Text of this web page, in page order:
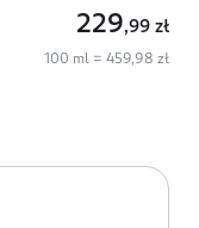
229,99 zł
100 ml = 459,98 zł